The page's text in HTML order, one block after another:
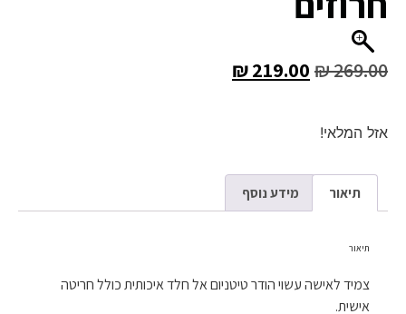
₪269.00
₪219.00
אזל המלאי!
תיאור מידע נוסף
תיאור
צמיד לאישה עשוי הודר טיטניום אל חלד איכותית כולל חריטה
אישית.